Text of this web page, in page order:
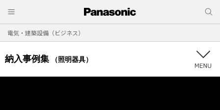
電気・建築設備（ビジネス）
納入事例集 （照明器具）